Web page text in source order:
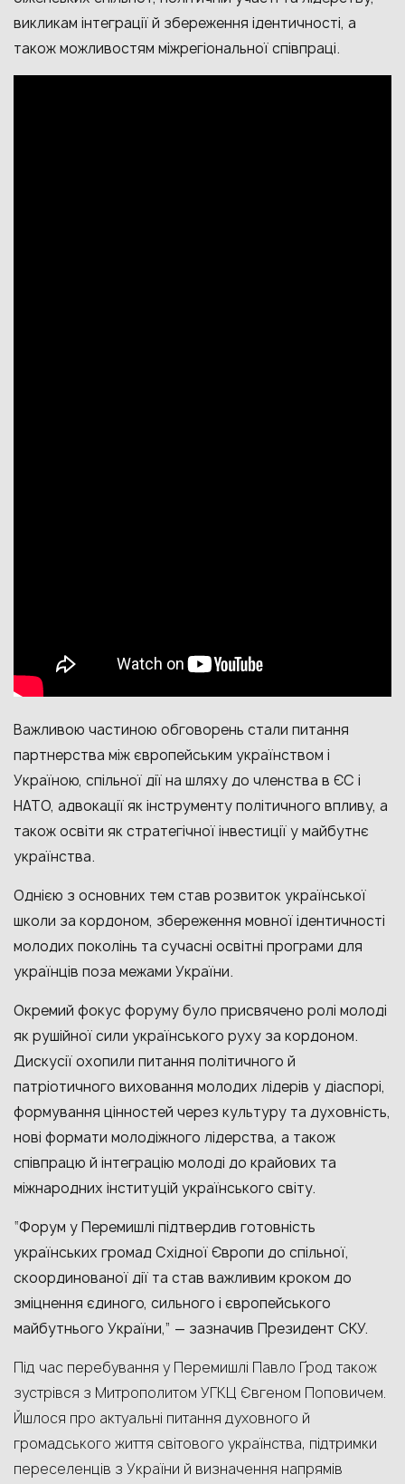
викликам інтеграції й збереження ідентичності, а
також можливостям міжрегіональної співпраці.
Важливою частиною обговорень стали питання
партнерства між європейським українством і
Україною, спільної дії на шляху до членства в ЄС і
НАТО, адвокації як інструменту політичного впливу, а
також освіти як стратегічної інвестиції у майбутнє
українства.
Однією з основних тем став розвиток української
школи за кордоном, збереження мовної ідентичності
молодих поколінь та сучасні освітні програми для
українців поза межами України.
Окремий фокус форуму було присвячено ролі молоді
як рушійної сили українського руху за кордоном.
Дискусії охопили питання політичного й
патріотичного виховання молодих лідерів у діаспорі,
формування цінностей через культуру та духовність,
нові формати молодіжного лідерства, а також
співпрацю й інтеграцію молоді до крайових та
міжнародних інституцій українського світу.
“Форум у Перемишлі підтвердив готовність
українських громад Східної Європи до спільної,
скоординованої дії та став важливим кроком до
зміцнення єдиного, сильного і європейського
майбутнього України,” — зазначив Президент СКУ.
Під час перебування у Перемишлі Павло Ґрод також
зустрівся з Митрополитом УГКЦ Євгеном Поповичем.
Йшлося про актуальні питання духовного й
громадського життя світового українства, підтримки
переселенців з України й визначення напрямів